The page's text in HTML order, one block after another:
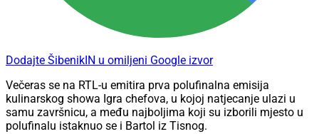
Dodajte ŠibenikIN u omiljeni Google izvor
Večeras se na RTL-u emitira prva polufinalna emisija
kulinarskog showa Igra chefova, u kojoj natjecanje ulazi u
samu završnicu, a među najboljima koji su izborili mjesto u
polufinalu istaknuo se i Bartol iz Tisnog.